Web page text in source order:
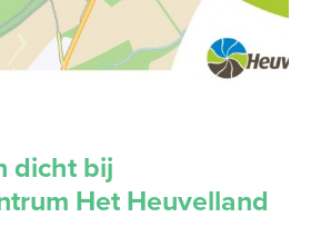
dicht bij
Het Heuvelland